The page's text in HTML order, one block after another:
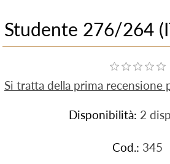
Studente 276/264
Si tratta della prima
Disponibilità: 2
Cod.: 345